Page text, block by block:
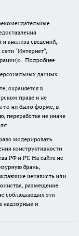
анализа сведений,
"Интернет",
Подробнее
данных
охраняется в
праве и не
то ни было форме, в
переработке не иначе
модерировать
конструктивности
РФ и РТ. На сайте не
брань,
ненависть или
размещение
соблюдающих эти
надзорные и